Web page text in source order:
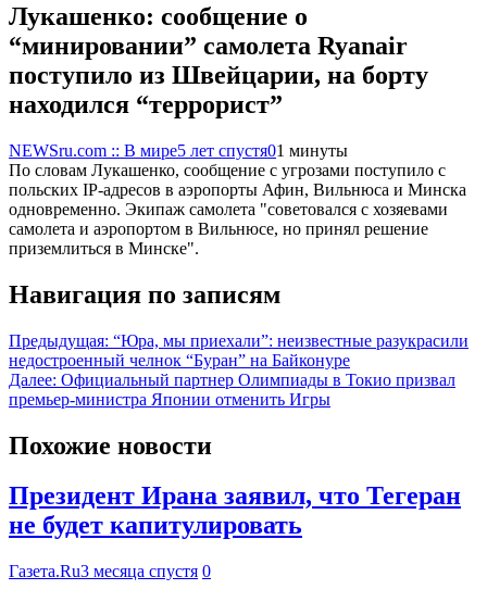
Лукашенко: сообщение о
“минировании” самолета Ryanair
поступило из Швейцарии, на борту
находился “террорист”
NEWSru.com :: В мире5 лет спустя01 минуты
По словам Лукашенко, сообщение с угрозами поступило с
польских IP-адресов в аэропорты Афин, Вильнюса и Минска
одновременно. Экипаж самолета "советовался с хозяевами
самолета и аэропортом в Вильнюсе, но принял решение
приземлиться в Минске".
Навигация по записям
Предыдущая: “Юра, мы приехали”: неизвестные разукрасили
недостроенный челнок “Буран” на Байконуре
Далее: Официальный партнер Олимпиады в Токио призвал
премьер-министра Японии отменить Игры
Похожие новости
Президент Ирана заявил, что Тегеран
не будет капитулировать
Газета.Ru3 месяца спустя 0